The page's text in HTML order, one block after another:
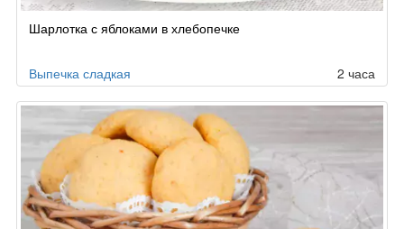
Шарлотка с яблоками в хлебопечке
Выпечка сладкая 2 часа